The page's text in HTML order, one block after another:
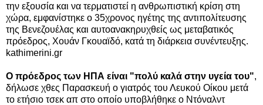
την εξουσία και να τερματιστεί η ανθρωπιστική κρίση στη
χώρα, εμφανίστηκε ο 35χρονος ηγέτης της αντιπολίτευσης
της Βενεζουέλας και αυτοανακηρυχθείς ως μεταβατικός
πρόεδρος, Χουάν Γκουαϊδό, κατά τη διάρκεια συνέντευξης.
kathimerini.gr
Ο πρόεδρος των ΗΠΑ είναι "πολύ καλά στην υγεία του",
δήλωσε χθες Παρασκευή ο γιατρός του Λευκού Οίκου μετά
το ετήσιο τσεκ απ στο οποίο υποβλήθηκε ο Ντόναλντ